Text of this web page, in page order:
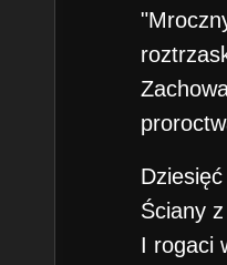
Ściany
I rogaci